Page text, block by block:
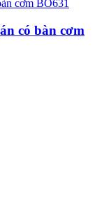
có bàn cơm